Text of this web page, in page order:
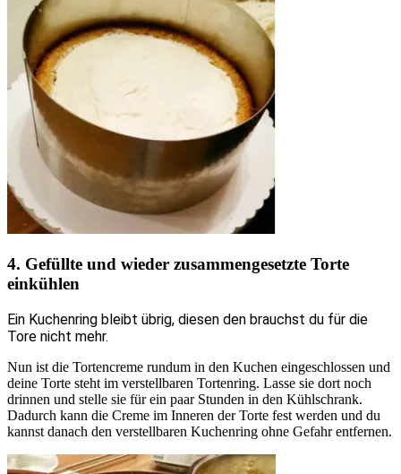
4. Gefüllte und wieder zusammengesetzte Torte
einkühlen
Ein Kuchenring bleibt übrig, diesen den brauchst du für die
Tore nicht mehr.
Nun ist die Tortencreme rundum in den Kuchen eingeschlossen und
deine Torte steht im verstellbaren Tortenring. Lasse sie dort noch
drinnen und stelle sie für ein paar Stunden in den Kühlschrank.
Dadurch kann die Creme im Inneren der Torte fest werden und du
kannst danach den verstellbaren Kuchenring ohne Gefahr entfernen.